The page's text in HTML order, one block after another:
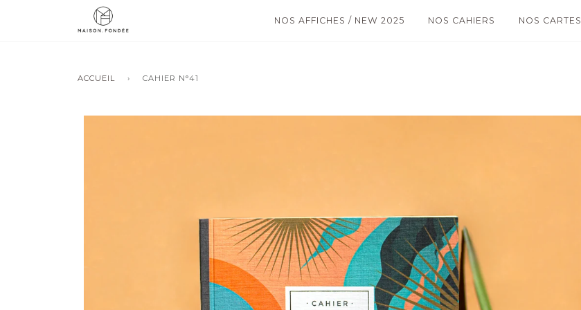
NOS AFFICHES / NEW 2025 NOS CAHIERS NOS CARTES
ACCUEIL › CAHIER N°41